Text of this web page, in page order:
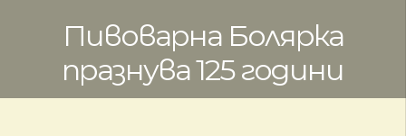
Пивоварна Болярка
празнува 125 години